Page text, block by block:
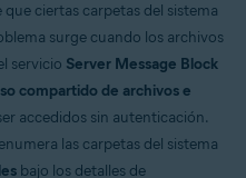
ciertas carpetas del sistema
surge cuando los archivos
servicio Server Message Block
compartido de archivos e
accedidos sin autenticación.
las carpetas del sistema
bajo los detalles de